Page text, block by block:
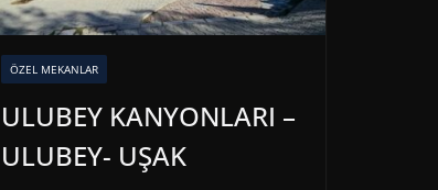
ÖZEL MEKANLAR
ULUBEY KANYONLARI –
ULUBEY- UŞAK